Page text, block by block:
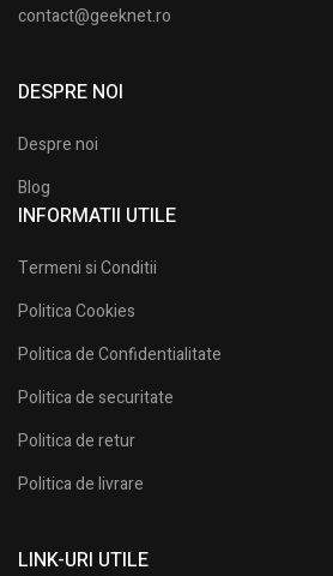
contact@geeknet.ro
DESPRE NOI
Despre noi
Blog
INFORMATII UTILE​
Termeni si Conditii
Politica Cookies
Politica de Confidentialitate
Politica de securitate
Politica de retur
Politica de livrare
LINK-URI UTILE